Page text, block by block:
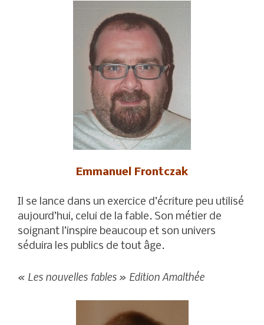
Emmanuel Frontczak
Il se lance dans un exercice d’écriture peu utilisé
aujourd’hui, celui de la fable. Son métier de
soignant l’inspire beaucoup et son univers
séduira les publics de tout âge.
« Les nouvelles fables » Edition Amalthée